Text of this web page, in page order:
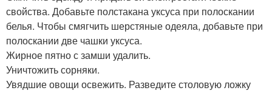
свойства. Добавьте полстакана уксуса при полоскании
белья. Чтобы смягчить шерстяные одеяла, добавьте при
полоскании две чашки уксуса.
Жирное пятно с замши удалить.
Уничтожить сорняки.
Увядшие овощи освежить. Разведите столовую ложку